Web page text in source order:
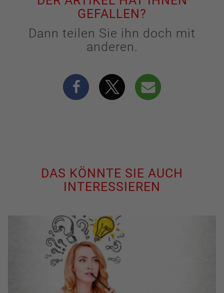
GEFALLEN?
Dann teilen Sie ihn doch mit
anderen.
DAS KÖNNTE SIE AUCH
INTERESSIEREN